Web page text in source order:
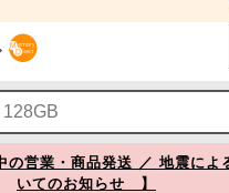
D1 FMVWD1F17 対応増設メモリ メモリダイレクト
営業・商品発送 ／ 地震によ
いてのお知らせ 】